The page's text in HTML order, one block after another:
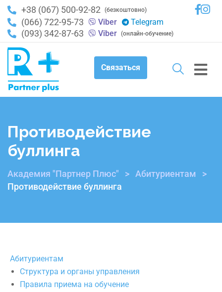
+38 (067) 500-92-82 (безкоштовно)
(066) 722-95-73 Viber Telegram
(093) 342-87-63 Viber (онлайн-обучение)
Связаться
Противодействие
буллинга
Академия "Партнер Плюс" > Абитуриентам
>
Противодействие буллинга
Абитуриентам
Структура и органы управления
Правила приема на обучение